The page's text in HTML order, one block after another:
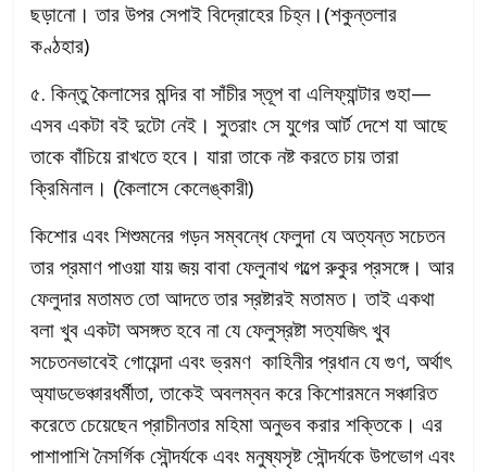
ছড়ানো। তার উপর সেপাই বিদ্রোহের চিহ্ন।(শকুন্তলার
কণ্ঠহার)
৫. কিন্তু কৈলাসের মন্দির বা সাঁচীর স্তূপ বা এলিফ্যান্টার গুহা—
এসব একটা বই দুটো নেই। সুতরাং সে যুগের আর্ট দেশে যা আছে
তাকে বাঁচিয়ে রাখতে হবে। যারা তাকে নষ্ট করতে চায় তারা
ক্রিমিনাল। (কৈলাসে কেলেঙ্কারী)
কিশোর এবং শিশুমনের গড়ন সম্বন্ধে ফেলুদা যে অত্যন্ত সচেতন
তার প্রমাণ পাওয়া যায় জয় বাবা ফেলুনাথ গল্পে রুকুর প্রসঙ্গে। আর
ফেলুদার মতামত তো আদতে তার স্রষ্টারই মতামত। তাই একথা
বলা খুব একটা অসঙ্গত হবে না যে ফেলুস্রষ্টা সত্যজিৎ খুব
সচেতনভাবেই গোয়েন্দা এবং ভ্রমণ কাহিনীর প্রধান যে গুণ, অর্থাৎ
অ্যাডভেঞ্চারধর্মীতা, তাকেই অবলম্বন করে কিশোরমনে সঞ্চারিত
করেতে চেয়েছেন প্রাচীনতার মহিমা অনুভব করার শক্তিকে। এর
পাশাপাশি নৈসর্গিক সৌন্দর্যকে এবং মনুষ্যসৃষ্ট সৌন্দর্যকে উপভোগ এবং